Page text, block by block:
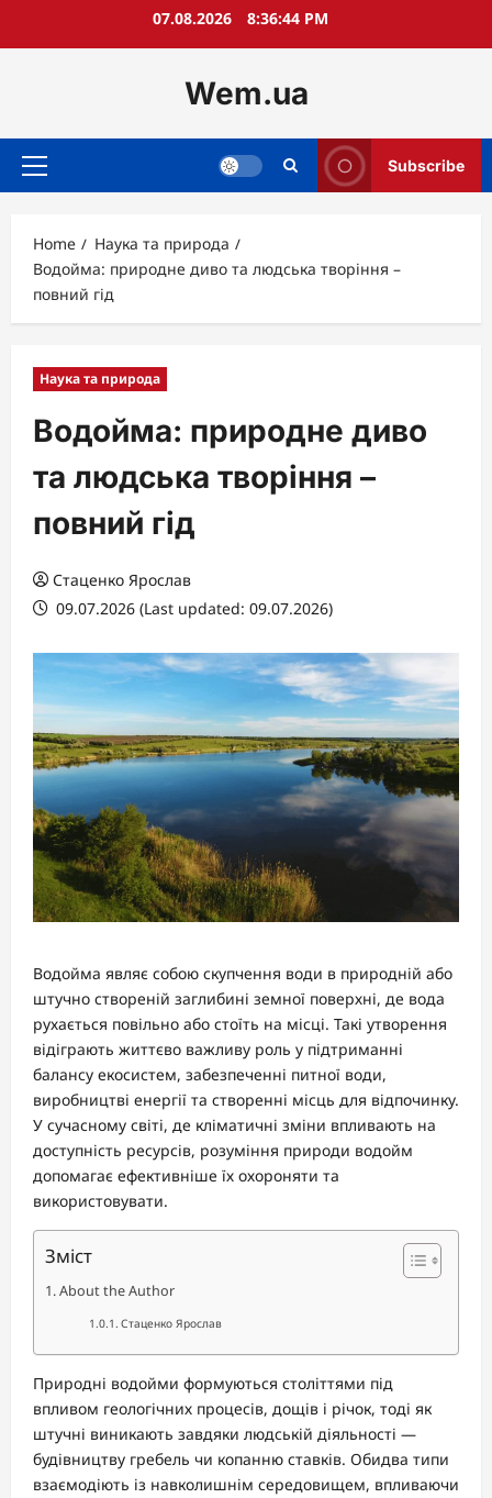
07.08.2026 8:36:45 PM
Wem.ua
Primary
Subscribe
Home
Наука та природа
Водойма: природне диво та людська творіння –
повний гід
Наука та природа
Водойма: природне диво
та людська творіння –
повний гід
Стаценко Ярослав
09.07.2026 (Last updated: 09.07.2026)
Водойма являє собою скупчення води в природній або
штучно створеній заглибині земної поверхні, де вода
рухається повільно або стоїть на місці. Такі утворення
відіграють життєво важливу роль у підтриманні
балансу екосистем, забезпеченні питної води,
виробництві енергії та створенні місць для відпочинку.
У сучасному світі, де кліматичні зміни впливають на
доступність ресурсів, розуміння природи водойм
допомагає ефективніше їх охороняти та
використовувати.
Зміст
About the Author
Стаценко Ярослав
Природні водойми формуються століттями під
впливом геологічних процесів, дощів і річок, тоді як
штучні виникають завдяки людській діяльності —
будівництву гребель чи копанню ставків. Обидва типи
взаємодіють із навколишнім середовищем, впливаючи